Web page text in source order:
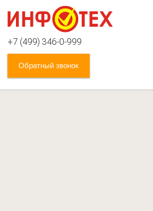
+7 (499) 346-0-999
Обратный звонок